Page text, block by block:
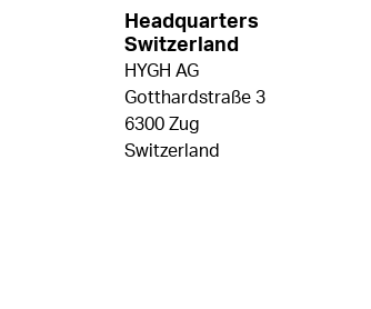
Headquarters
Switzerland
HYGH AG
Gotthardstraße 3
6300 Zug
Switzerland